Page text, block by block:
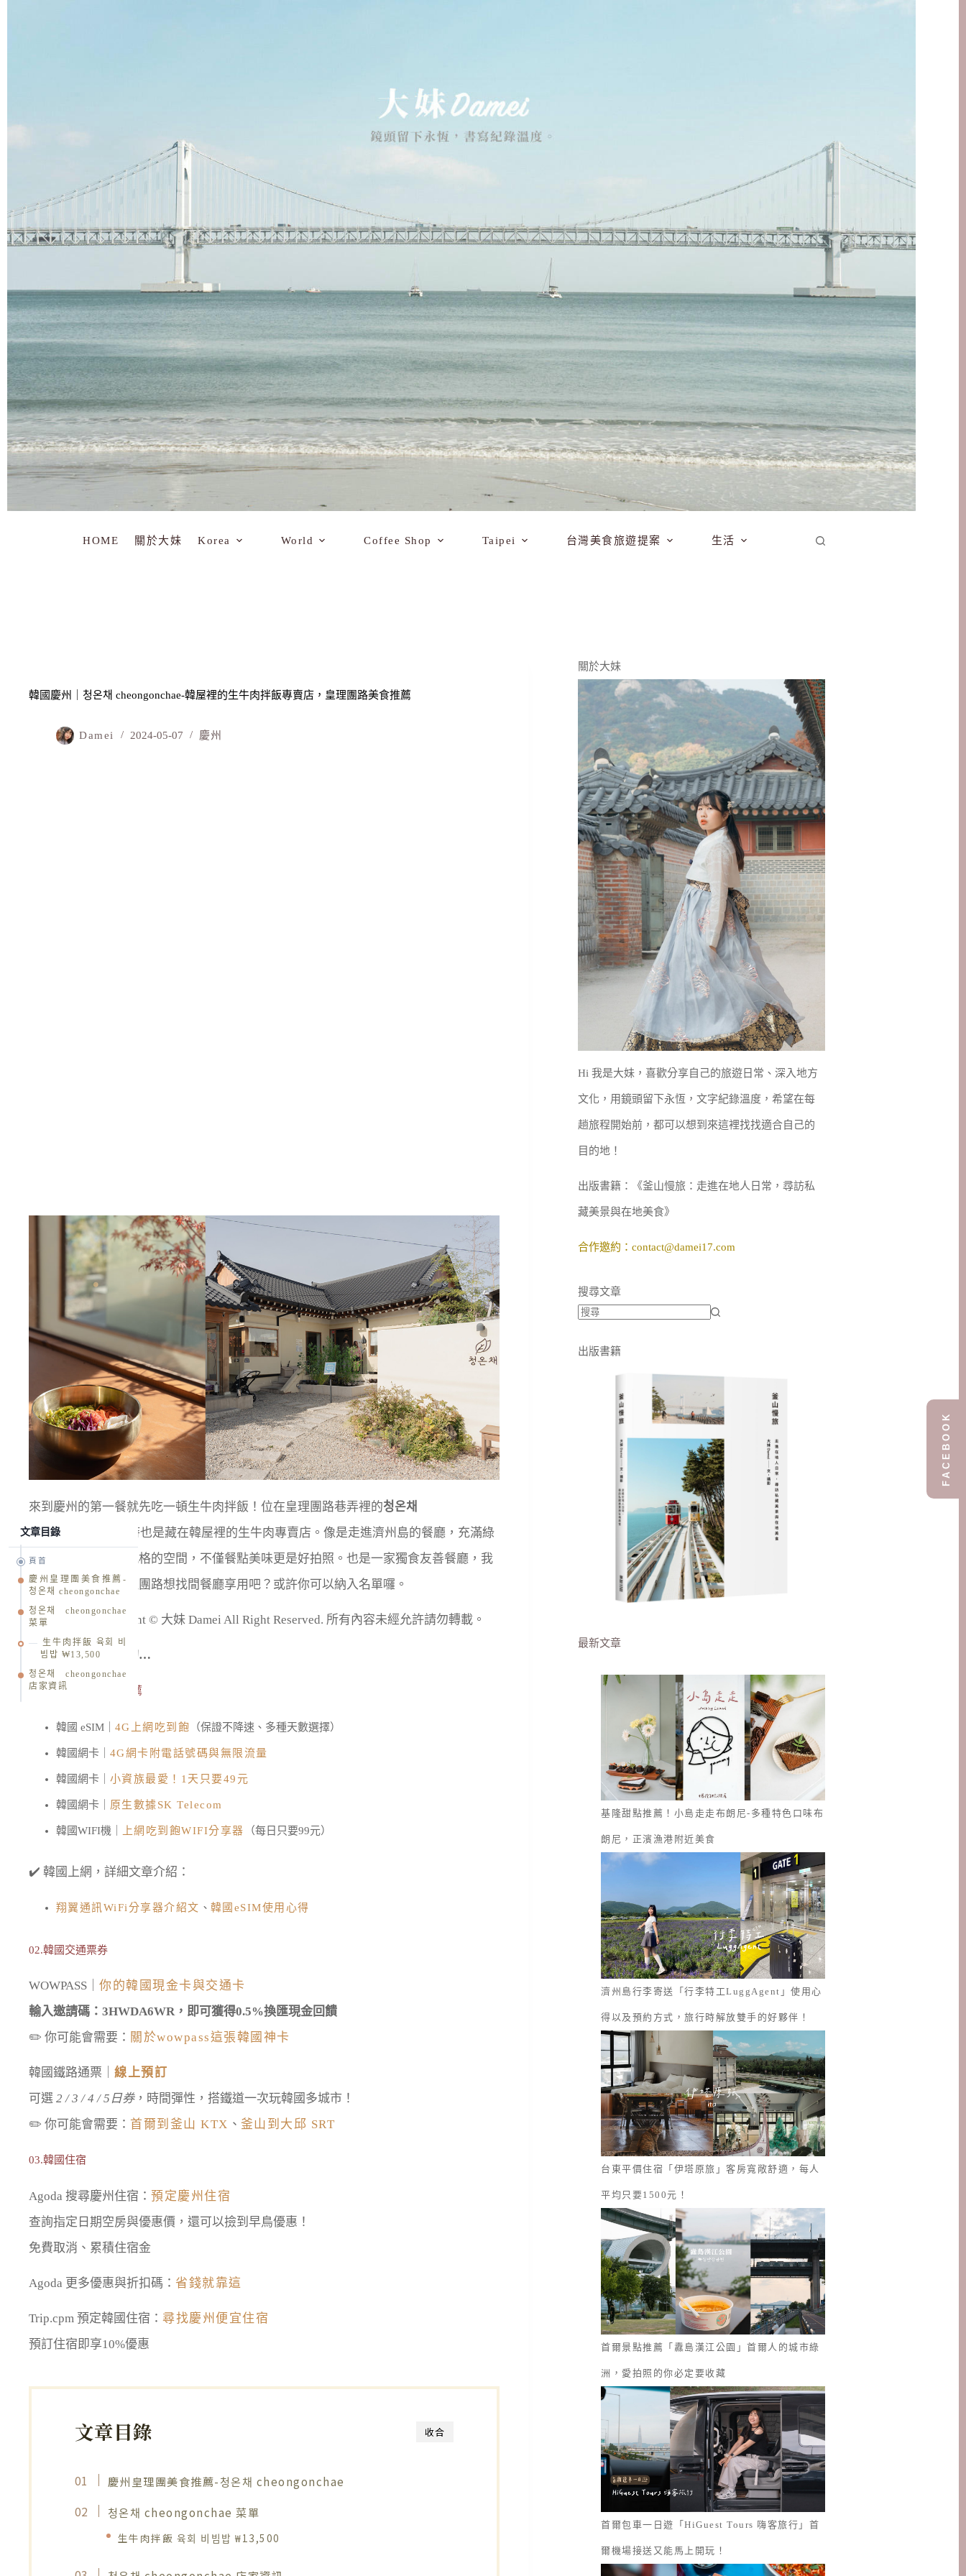
HOME 關於大妹 Korea World Coffee Shop Taipei 台灣美食旅遊提案 生活
韓國慶州｜청온채 cheongonchae-韓屋裡的生牛肉拌飯專賣店，皇理團路美食推薦
Damei 2024-05-07 慶州
來到慶州的第一餐就先吃一頓生牛肉拌飯！位在皇理團路巷弄裡的청온채
cheongonchae
，同時也是藏在韓屋裡的生牛肉專賣店。像是走進濟州島的餐廳，充滿綠
意又富有慶州古都風格的空間，不僅餐點美味更是好拍照。也是一家獨食友善餐廳，我
想應該不少人在皇理團路想找間餐廳享用吧？或許你可以納入名單囉。
版權所有 Copyright © 大妹 Damei All Right Reserved. 所有內容未經允許請勿轉載。
在韓國可能會需要的…
01.韓國網卡、eSIM推薦
韓國 eSIM｜ 4G上網吃到飽 （保證不降速、多種天數選擇）
韓國網卡｜ 4G網卡附電話號碼與無限流量
韓國網卡｜ 小資族最愛！1天只要49元
韓國網卡｜ 原生數據SK Telecom
韓國WIFI機｜ 上網吃到飽WIFI分享器 （每日只要99元）
✔️ 韓國上網，詳細文章介紹：
翔翼通訊WiFi分享器介紹文 、 韓國eSIM使用心得
02.韓國交通票券
WOWPASS｜ 你的韓國現金卡與交通卡
輸入邀請碼：3HWDA6WR，即可獲得0.5%換匯現金回饋
✏️ 你可能會需要： 關於wowpass這張韓國神卡
韓國鐵路通票｜ 線上預訂
可選 2 / 3 / 4 / 5日券，時間彈性，搭鐵道一次玩韓國多城市！
✏️ 你可能會需要： 首爾到釜山 KTX 、 釜山到大邱 SRT
03.韓國住宿
Agoda 搜尋慶州住宿： 預定慶州住宿
查詢指定日期空房與優惠價，還可以撿到早鳥優惠！
免費取消、累積住宿金
Agoda 更多優惠與折扣碼： 省錢就靠這
Trip.cpm 預定韓國住宿： 尋找慶州便宜住宿
預訂住宿即享10%優惠
收合
文章目錄
慶州皇理團美食推薦-청온채 cheongonchae
청온채 cheongonchae 菜單
生牛肉拌飯 육회 비빔밥 ₩13,500
關於大妹
Hi 我是大妹，喜歡分享自己的旅遊日常、深入地方
文化，用鏡頭留下永恆，文字紀錄溫度，希望在每
趟旅程開始前，都可以想到來這裡找找適合自己的
目的地！
出版書籍：《釜山慢旅：走進在地人日常，尋訪私
藏美景與在地美食》
合作邀約： contact@damei17.com
搜尋文章
出版書籍
最新文章
基隆甜點推薦！小島走走布朗尼-多種特色口味布
朗尼，正濱漁港附近美食
濟州島行李寄送「行李特工LuggAgent」使用心
得以及預約方式，旅行時解放雙手的好夥伴！
台東平價住宿「伊塔原旅」客房寬敞舒適，每人
平均只要1500元！
首爾景點推薦「纛島漢江公園」首爾人的城市綠
洲，愛拍照的你必定要收藏
首爾包車一日遊「HiGuest Tours 嗨客旅行」首
爾機場接送又能馬上開玩！
FACEBOOK
文章目錄
頁首
慶州皇理團美食推薦-
청온채 cheongonchae
청온채 cheongonchae
菜單
生牛肉拌飯 육회 비
빔밥 ₩13,500
청온채 cheongonchae
店家資訊